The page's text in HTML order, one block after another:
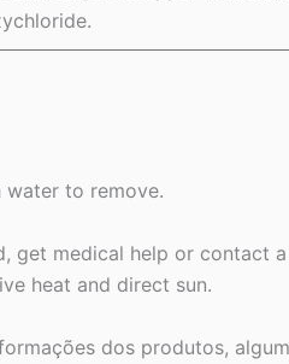
water to remove.
get medical help or contact
heat and direct sun.
dos produtos,